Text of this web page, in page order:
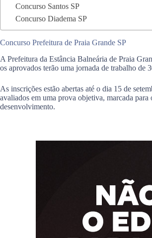
Concurso Santos SP
Concurso Diadema SP
Concurso Prefeitura de Praia Grande SP
A Prefeitura da Estância Balneária de Praia
os aprovados terão uma jornada de trabalho de
As inscrições estão abertas até o dia 15 de
avaliados em uma prova objetiva, marcada
desenvolvimento.